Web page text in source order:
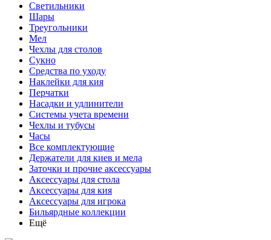
Светильники
Шары
Треугольники
Мел
Чехлы для столов
Сукно
Средства по уходу
Наклейки для кия
Перчатки
Насадки и удлинители
Системы учета времени
Чехлы и тубусы
Часы
Все комплектующие
Держатели для киев и мела
Заточки и прочие аксессуары
Аксессуары для стола
Аксессуары для кия
Аксессуары для игрока
Бильярдные коллекции
Ещё